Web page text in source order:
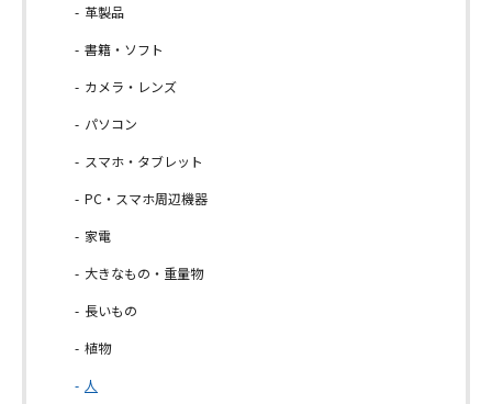
革製品
書籍・ソフト
カメラ・レンズ
パソコン
スマホ・タブレット
PC・スマホ周辺機器
家電
大きなもの・重量物
長いもの
植物
人